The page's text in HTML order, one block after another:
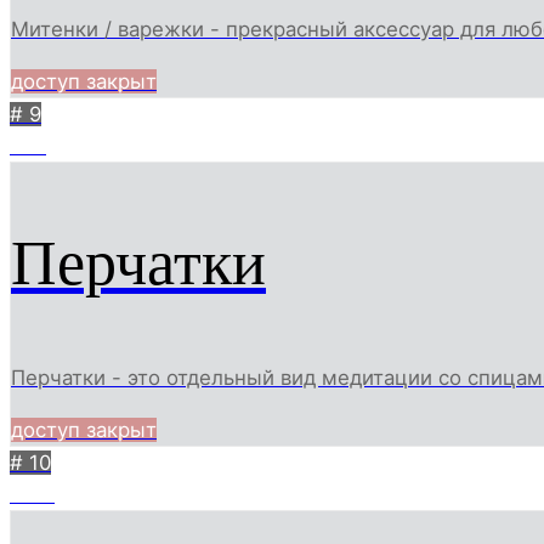
Митенки / варежки - прекрасный аксессуар для
доступ закрыт
# 9
Перчатки
Перчатки - это отдельный вид медитации со
доступ закрыт
# 10